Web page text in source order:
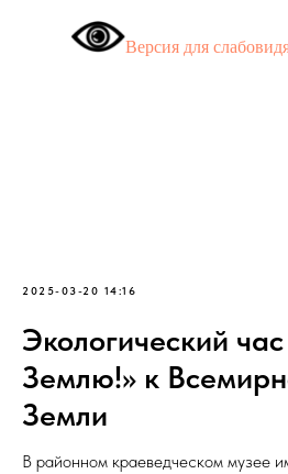
Версия для
2025-03-20 14:16
Экологический
Землю!» к
Земли
В районном краеведческом музее